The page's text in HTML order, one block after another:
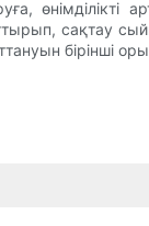
бірінші